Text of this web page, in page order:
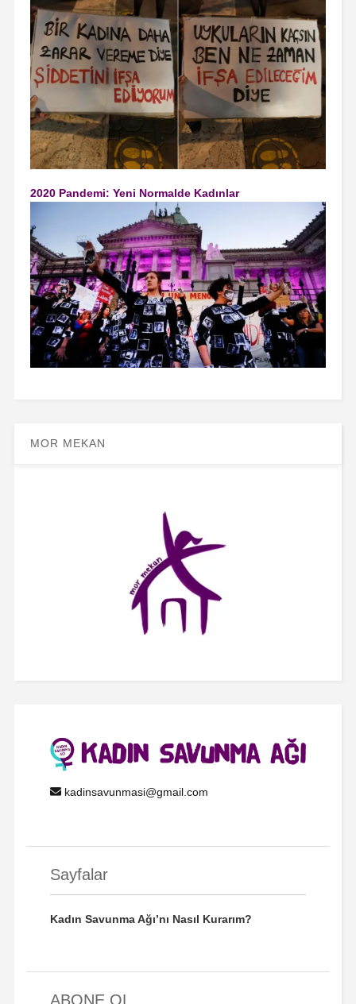
2020 Pandemi: Yeni Normalde Kadınlar
MOR MEKAN
kadinsavunmasi@gmail.com
Sayfalar
Kadın Savunma Ağı’nı Nasıl Kurarım?
ABONE OL